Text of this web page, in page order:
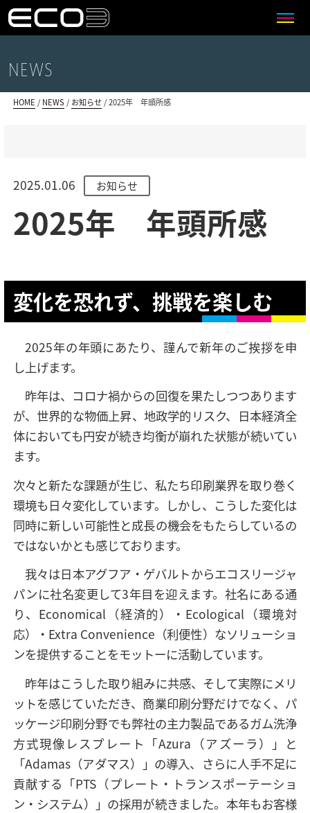
>>>
NEWS
HOME / NEWS / お知らせ / 2025年 年頭所感
2025.01.06 お知らせ
2025年 年頭所感
変化を恐れず、挑戦を楽しむ
2025年の年頭にあたり、謹んで新年のご挨拶を申
し上げます。
昨年は、コロナ禍からの回復を果たしつつあります
が、世界的な物価上昇、地政学的リスク、日本経済全
体においても円安が続き均衡が崩れた状態が続いてい
ます。
次々と新たな課題が生じ、私たち印刷業界を取り巻く
環境も日々変化しています。しかし、こうした変化は
同時に新しい可能性と成長の機会をもたらしているの
ではないかとも感じております。
我々は日本アグフア・ゲバルトからエコスリージャ
パンに社名変更して3年目を迎えます。社名にある通
り、Economical（経済的）・Ecological（環境対
応）・Extra Convenience（利便性）なソリューショ
ンを提供することをモットーに活動しています。
昨年はこうした取り組みに共感、そして実際にメリ
ットを感じていただき、商業印刷分野だけでなく、パ
ッケージ印刷分野でも弊社の主力製品であるガム洗浄
方式現像レスプレート「Azura（アズーラ）」と
「Adamas（アダマス）」の導入、さらに人手不足に
貢献する「PTS（プレート・トランスポーテーショ
ン・システム）」の採用が続きました。本年もお客様